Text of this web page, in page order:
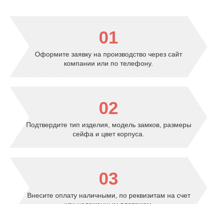
01
Оформите заявку на производство через сайт
компании или по телефону.
02
Подтвердите тип изделия, модель замков, размеры
сейфа и цвет корпуса.
03
Внесите оплату наличными, по реквизитам на счет